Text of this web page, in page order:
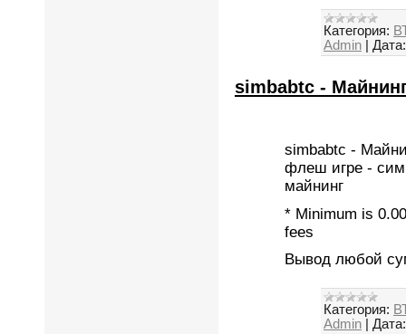
Категория:
Admin
Дата:
simbabtc -
simbabtc -
флеш игре -
майнинг
* Minimum is
fees
Вывод любой
Категория:
Admin
Дата: